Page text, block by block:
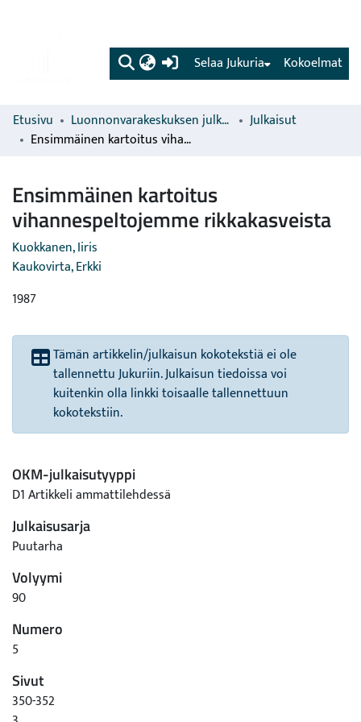
(current) Kokoelmat
Selaa Jukuria
Etusivu Luonnonvarakeskuksen julkaisut
Julkaisut
Ensimmäinen kartoitus vihannespeltojemme rikkakasveista
Ensimmäinen kartoitus
vihannespeltojemme rikkakasveista
Kuokkanen, Iiris
Kaukovirta, Erkki
1987
Tämän artikkelin/julkaisun kokotekstiä ei ole
tallennettu Jukuriin. Julkaisun tiedoissa voi
kuitenkin olla linkki toisaalle tallennettuun
kokotekstiin.
OKM-julkaisutyyppi
D1 Artikkeli ammattilehdessä
Julkaisusarja
Puutarha
Volyymi
90
Numero
5
Sivut
350-352